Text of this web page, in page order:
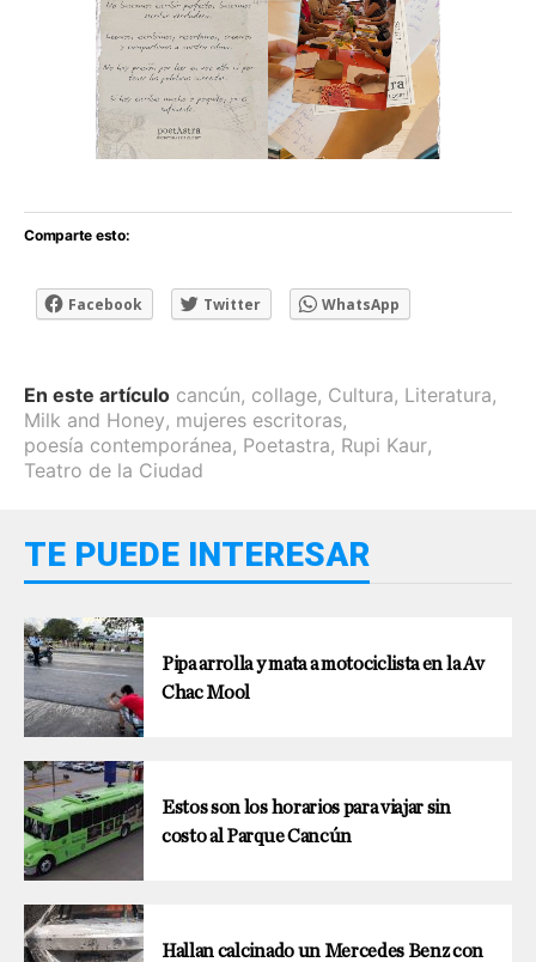
Comparte esto:
Facebook Twitter WhatsApp
En este artículo cancún, collage, Cultura, Literatura,
Milk and Honey, mujeres escritoras,
poesía contemporánea, Poetastra, Rupi Kaur,
Teatro de la Ciudad
TE PUEDE INTERESAR
Pipa arrolla y mata a motociclista en la Av
Chac Mool
Estos son los horarios para viajar sin
costo al Parque Cancún
Hallan calcinado un Mercedes Benz con